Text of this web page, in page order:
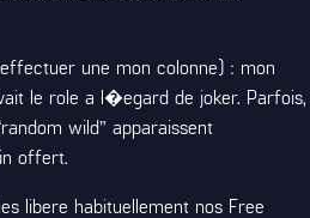
une mon colonne) : mon
le role a l�egard de joker. Parfois,
wild” apparaissent
offert.
libere habituellement nos Free